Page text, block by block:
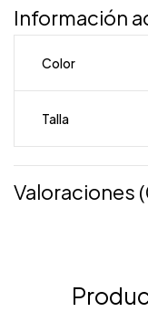
Información
Color
Talla
Valoraciones